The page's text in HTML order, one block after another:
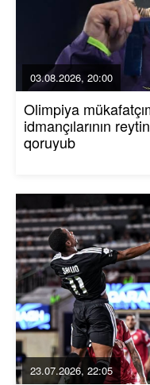
03.08.2026, 20:00
Olimpiya
idmançılarının
qoruyub
23.07.2026, 22:05